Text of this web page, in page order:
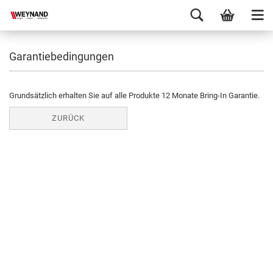
Garantiebedingungen
Grundsätzlich erhalten Sie auf alle Produkte 12 Monate Bring-In Garantie.
ZURÜCK